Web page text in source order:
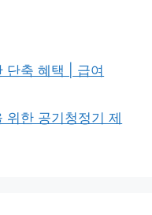
단축 혜택 | 급여
위한 공기청정기 제